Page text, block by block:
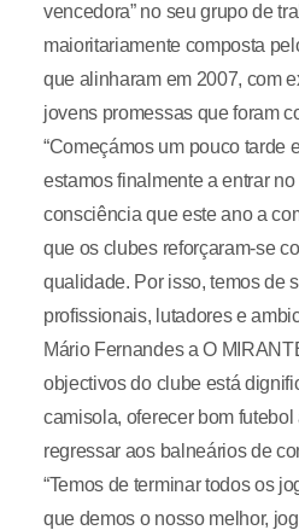
vencedora” no seu grupo de
maioritariamente composta
que alinharam em 2007, com
jovens promessas que foram
“Começámos um pouco tarde
estamos finalmente a entrar no
consciência que este ano a
que os clubes reforçaram-se
qualidade. Por isso, temos de
profissionais, lutadores e
Mário Fernandes a O
objectivos do clube está
camisola, oferecer bom
regressar aos balneários de
“Temos de terminar todos os
que demos o nosso melhor,